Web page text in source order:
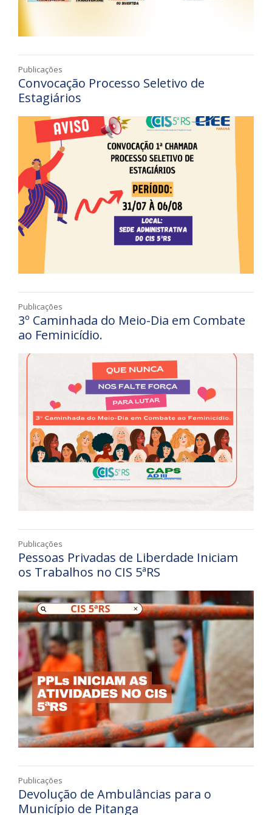
Publicações
Convocação Processo Seletivo de
Estagiários
Publicações
3º Caminhada do Meio-Dia em Combate
ao Feminicídio.
Publicações
Pessoas Privadas de Liberdade Iniciam
os Trabalhos no CIS 5ªRS
Publicações
Devolução de Ambulâncias para o
Município de Pitanga